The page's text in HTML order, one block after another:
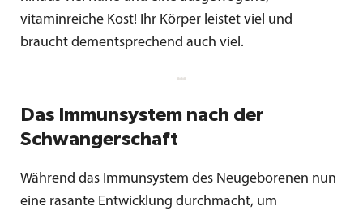
vitaminreiche Kost! Ihr Körper leistet viel und
braucht dementsprechend auch viel.
Das Immunsystem nach der
Schwangerschaft
Während das Immunsystem des Neugeborenen nun
eine rasante Entwicklung durchmacht, um